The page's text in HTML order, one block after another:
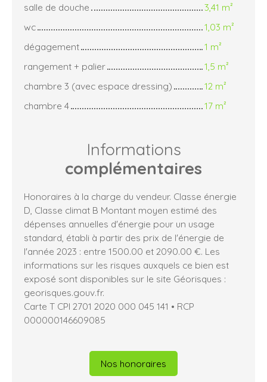
salle de douche
3,41 m²
wc
1,03 m²
dégagement
1 m²
rangement + palier
1,5 m²
chambre 3 (avec espace dressing)
12 m²
chambre 4
17 m²
Informations
complémentaires
Honoraires à la charge du vendeur. Classe énergie
D, Classe climat B Montant moyen estimé des
dépenses annuelles d'énergie pour un usage
standard, établi à partir des prix de l'énergie de
l'année 2023 : entre 1500.00 et 2090.00 €. Les
informations sur les risques auxquels ce bien est
exposé sont disponibles sur le site Géorisques :
georisques.gouv.fr.
Carte T CPI 2701 2020 000 045 141 • RCP
000000146609085
Nos honoraires